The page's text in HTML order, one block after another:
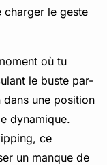
charger le geste
où tu
le buste par-
une position
dynamique.
ce
un manque de